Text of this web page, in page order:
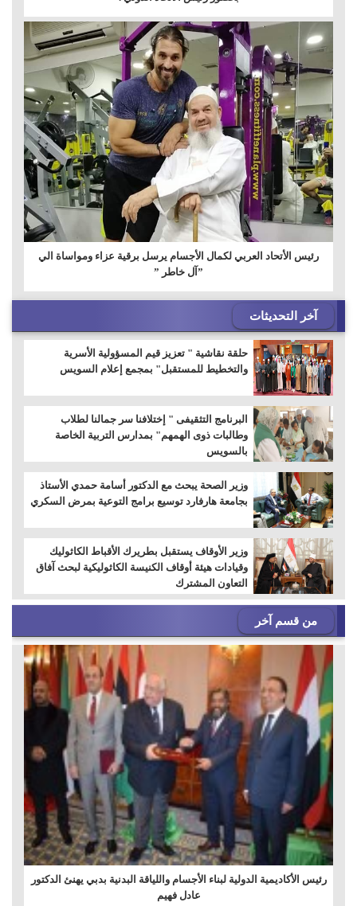
رئيس الأتحاد العربي لكمال الأجسام يرسل برقية عزاء ومواساة الي
”آل خاطر ”
آخر التحديثات
حلقة نقاشية " تعزيز قيم المسؤولية الأسرية
والتخطيط للمستقبل" بمجمع إعلام السويس
البرنامج التثقيفى " إختلافنا سر جمالنا لطلاب
وطالبات ذوى الهمهم" بمدارس التربية الخاصة
بالسويس
وزير الصحة يبحث مع الدكتور أسامة حمدي الأستاذ
بجامعة هارفارد توسيع برامج التوعية بمرض السكري
وزير الأوقاف يستقبل بطريرك الأقباط الكاثوليك
وقيادات هيئة أوقاف الكنيسة الكاثوليكية لبحث آفاق
التعاون المشترك
من قسم آخر
رئيس الأكاديمية الدولية لبناء الأجسام واللياقة البدنية بدبي يهنئ الدكتور
عادل فهيم